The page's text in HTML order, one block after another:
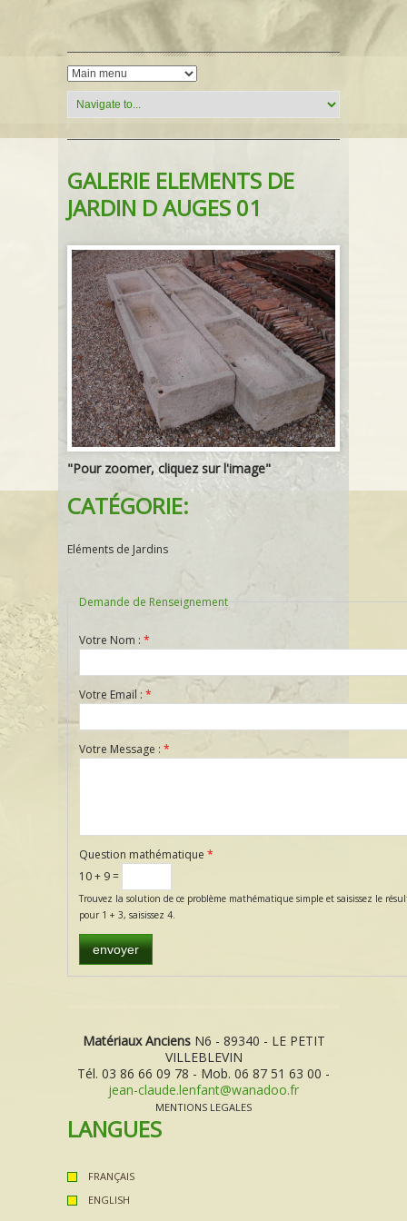
GALERIE ELEMENTS DE
JARDIN D AUGES 01
"Pour zoomer, cliquez sur l'image"
CATÉGORIE:
Eléments de Jardins
Demande de Renseignement
Votre Nom : *
Votre Email : *
Votre Message : *
Question mathématique *
10 + 9 =
Trouvez la solution de ce problème mathématique simple et saisissez le
pour 1 + 3, saisissez 4.
Matériaux AnciensN6 - 89340 - LE PETIT
VILLEBLEVIN
Tél. 03 86 66 09 78 - Mob. 06 87 51 63 00 -
jean-claude.lenfant@wanadoo.fr
MENTIONS LEGALES
LANGUES
FRANÇAIS
ENGLISH